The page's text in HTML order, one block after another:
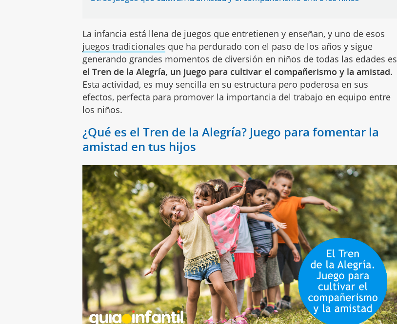
La infancia está llena de juegos que entretienen y enseñan, y uno de esos
juegos tradicionales que ha perdurado con el paso de los años y sigue
generando grandes momentos de diversión en niños de todas las edades es
el Tren de la Alegría, un juego para cultivar el compañerismo y la amistad.
Esta actividad, es muy sencilla en su estructura pero poderosa en sus
efectos, perfecta para promover la importancia del trabajo en equipo entre
los niños.
¿Qué es el Tren de la Alegría? Juego para fomentar la
amistad en tus hijos